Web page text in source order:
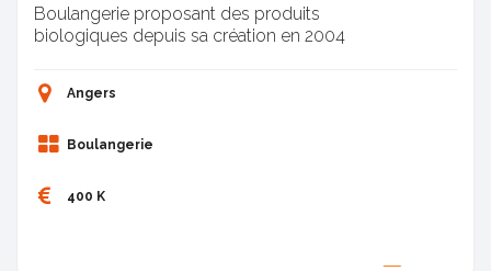
Boulangerie proposant des produits
biologiques depuis sa création en 2004
Angers
Boulangerie
400 K